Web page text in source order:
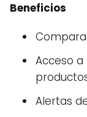
Beneficios
Acceso
Alertas